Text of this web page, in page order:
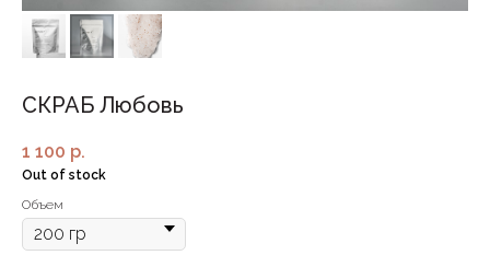
СКРАБ Любовь
1 100 р.
Out of stock
Объем